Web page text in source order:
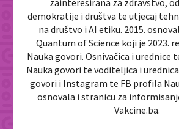
zainteresirana za zdravstvo,
demokratije i društva te utjecaj
na društvo i AI etiku. 2015.
Quantum of Science koji je 2023.
Nauka govori. Osnivačica i urednice
Nauka govori te voditeljica i
govori i Instagram te FB profila
osnovala i stranicu za
Vakcine.ba.